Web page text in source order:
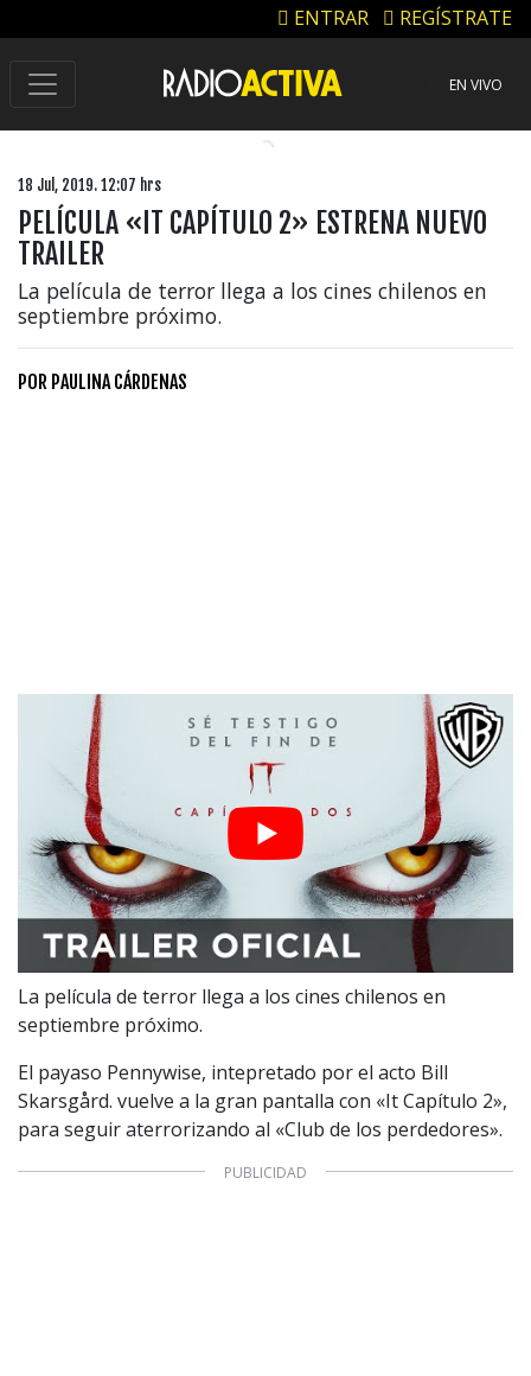
ENTRAR REGÍSTRATE
EN VIVO
18 Jul, 2019. 12:07 hrs
PELÍCULA «IT CAPÍTULO 2» ESTRENA NUEVO
TRAILER
La película de terror llega a los cines chilenos en
septiembre próximo.
POR PAULINA CÁRDENAS
La película de terror llega a los cines chilenos en
septiembre próximo.
El payaso Pennywise, intepretado por el acto Bill
Skarsgård. vuelve a la gran pantalla con «It Capítulo 2»,
para seguir aterrorizando al «Club de los perdedores».